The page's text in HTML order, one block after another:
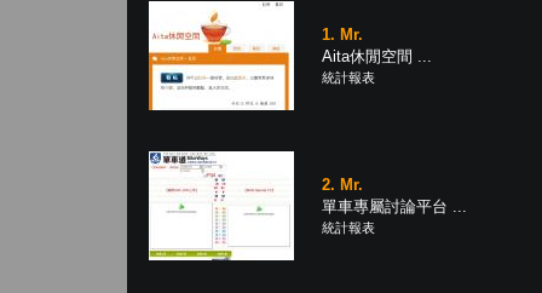
1. Mr.
Aita休閒空間 ...
統計報表
2. Mr.
單車專屬討論平台 ...
統計報表